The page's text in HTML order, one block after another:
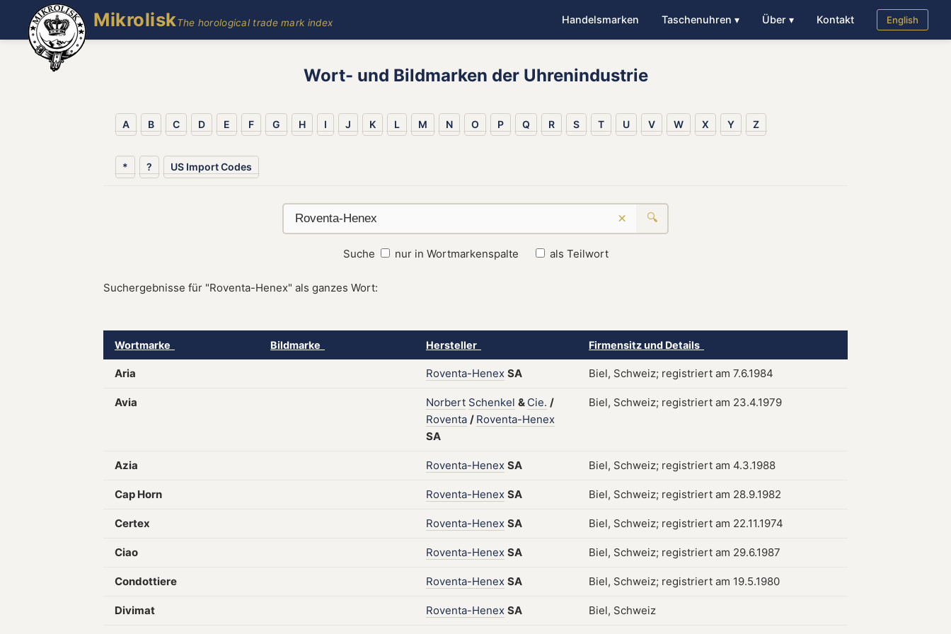
MikroliskThe horological trade mark index Handelsmarken Taschenuhren ▾ Über ▾ Kontakt English
Wort- und Bildmarken der Uhrenindustrie
A B C D E F G H I J K L M N O P Q R S T U V W X Y Z
* ? US Import Codes
× 🔍
Suche nur in Wortmarkenspalte als Teilwort
Suchergebnisse für "Roventa-Henex" als ganzes Wort:
Wortmarke Bildmarke Hersteller Firmensitz und Details
Aria Roventa-Henex SA Biel, Schweiz; registriert am 7.6.1984
Avia Norbert Schenkel & Cie. /
Roventa / Roventa-Henex
SA
Biel, Schweiz; registriert am 23.4.1979
Azia Roventa-Henex SA Biel, Schweiz; registriert am 4.3.1988
Cap Horn Roventa-Henex SA Biel, Schweiz; registriert am 28.9.1982
Certex Roventa-Henex SA Biel, Schweiz; registriert am 22.11.1974
Ciao Roventa-Henex SA Biel, Schweiz; registriert am 29.6.1987
Condottiere Roventa-Henex SA Biel, Schweiz; registriert am 19.5.1980
Divimat Roventa-Henex SA Biel, Schweiz